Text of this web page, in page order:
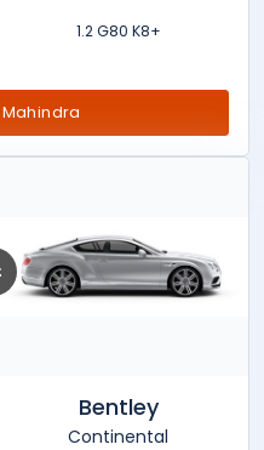
1.2 G80 K8+
Bentley
Continental